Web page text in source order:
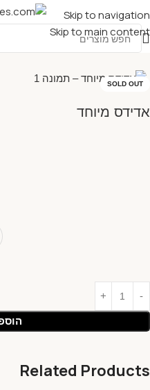
Skip to navigation
Skip to main content
SOLD OUT
אדידס מיוחד
Related Products